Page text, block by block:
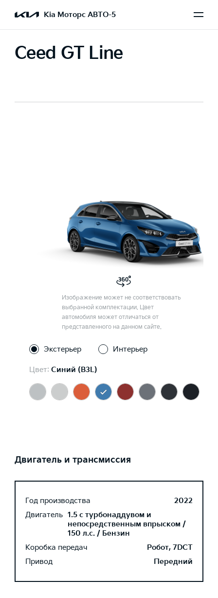
Kia Моторс АВТО-5
Ceed GT Line
Изображение может не соответствовать
выбранной комплектации. Цвет
автомобиля может отличаться от
представленного на данном сайте.
Экстерьер Интерьер
Цвет: Синий (B3L)
Двигатель и трансмиссия
Год производства
2022
Двигатель 1.5 с турбонаддувом и
непосредственным впрыском /
150 л.с. / Бензин
Коробка передач
Робот, 7DCT
Привод
Передний